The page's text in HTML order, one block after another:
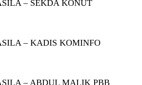
– SEKDA KONUT
– KADIS KOMINFO
– ABDUL MALIK PBB